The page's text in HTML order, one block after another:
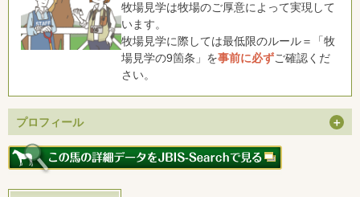
牧場見学は牧場のご厚意によって実現して
います。
牧場見学に際しては最低限のルール＝「牧
場見学の9箇条」を事前に必ずご確認くだ
さい。
プロフィール